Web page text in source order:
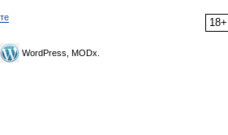
18+
WordPress, MODx.